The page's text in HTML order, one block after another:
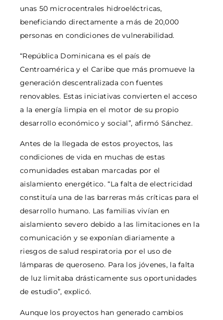
unas 50 microcentrales hidroeléctricas,
beneficiando directamente a más de 20,000
personas en condiciones de vulnerabilidad.
“República Dominicana es el país de
Centroamérica y el Caribe que más promueve la
generación descentralizada con fuentes
renovables. Estas iniciativas convierten el acceso
a la energía limpia en el motor de su propio
desarrollo económico y social”, afirmó Sánchez.
Antes de la llegada de estos proyectos, las
condiciones de vida en muchas de estas
comunidades estaban marcadas por el
aislamiento energético. “La falta de electricidad
constituía una de las barreras más críticas para el
desarrollo humano. Las familias vivían en
aislamiento severo debido a las limitaciones en la
comunicación y se exponían diariamente a
riesgos de salud respiratoria por el uso de
lámparas de queroseno. Para los jóvenes, la falta
de luz limitaba drásticamente sus oportunidades
de estudio”, explicó.
Aunque los proyectos han generado cambios